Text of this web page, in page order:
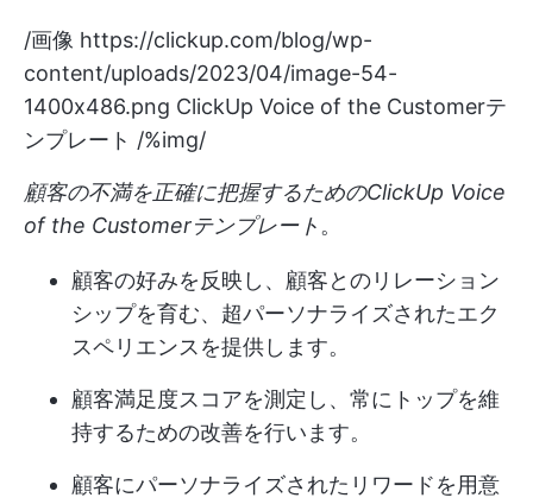
/画像 https://clickup.com/blog/wp-
content/uploads/2023/04/image-54-
1400x486.png ClickUp Voice of the Customerテ
ンプレート /%img/
顧客の不満を正確に把握するためのClickUp Voice
of the Customerテンプレート。
顧客の好みを反映し、顧客とのリレーション
シップを育む、超パーソナライズされたエク
スペリエンスを提供します。
顧客満足度スコアを測定し、常にトップを維
持するための改善を行います。
顧客にパーソナライズされたリワードを用意